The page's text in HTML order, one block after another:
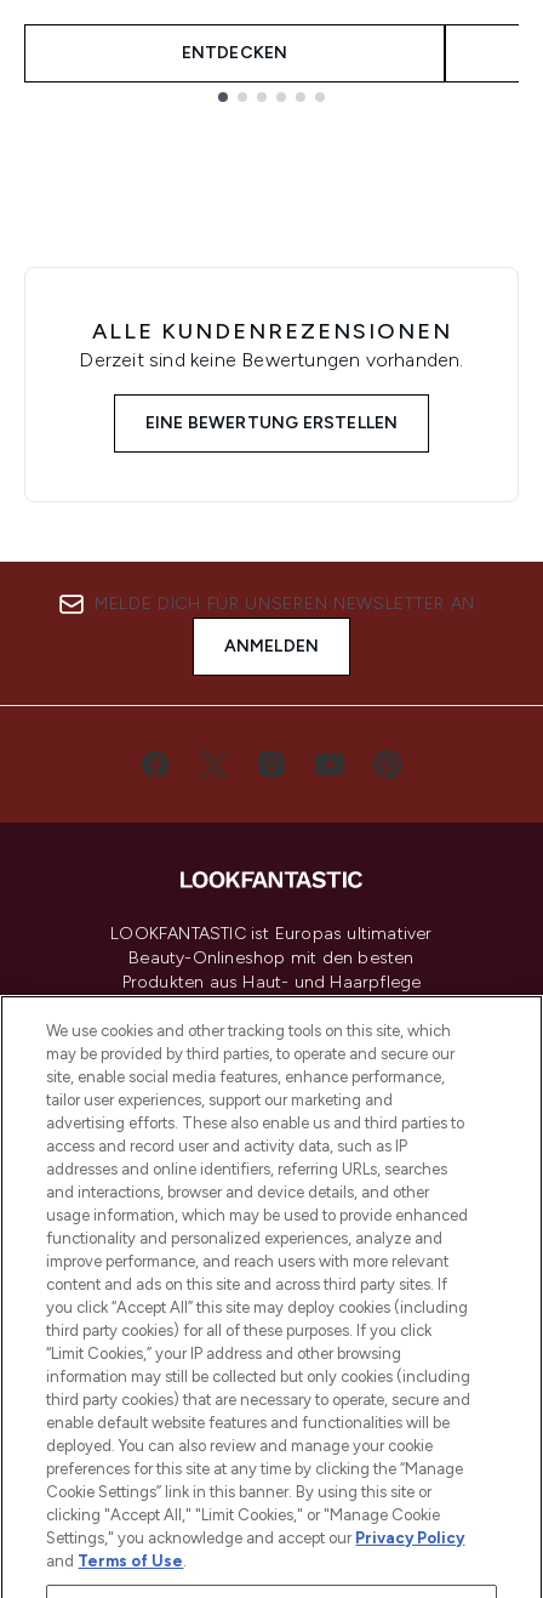
ENTDECKEN
ALLE KUNDENREZENSIONEN
Derzeit sind keine Bewertungen vorhanden.
EINE BEWERTUNG ERSTELLEN
MELDE DICH FÜR UNSEREN NEWSLETTER AN
ANMELDEN
LOOKFANTASTIC ist Europas ultimativer
Beauty-Onlineshop mit den besten
Produkten aus Haut- und Haarpflege
renommierten Marken. Shoppe online
oder über die App mit kostenloser
Lieferung ab einem Einkaufswert von 30€.
Cookie-Einwilligung
Do Not Sell or Share My Personal
Information
HILFE & INFORMATION
IMPRESSUM
ÜBER LOOKFANTASTIC
COVID-19
Pay Securely With
We use cookies and other tracking tools on this site, which
may be provided by third parties, to operate and secure our
site, enable social media features, enhance performance,
tailor user experiences, support our marketing and
advertising efforts. These also enable us and third parties to
access and record user and activity data, such as IP
addresses and online identifiers, referring URLs, searches
and interactions, browser and device details, and other
usage information, which may be used to provide enhanced
functionality and personalized experiences, analyze and
improve performance, and reach users with more relevant
content and ads on this site and across third party sites. If
you click “Accept All” this site may deploy cookies (including
third party cookies) for all of these purposes. If you click
“Limit Cookies,” your IP address and other browsing
information may still be collected but only cookies (including
third party cookies) that are necessary to operate, secure and
enable default website features and functionalities will be
deployed. You can also review and manage your cookie
preferences for this site at any time by clicking the “Manage
Cookie Settings” link in this banner. By using this site or
clicking "Accept All," "Limit Cookies," or "Manage Cookie
Settings," you acknowledge and accept our Privacy Policy
and Terms of Use.